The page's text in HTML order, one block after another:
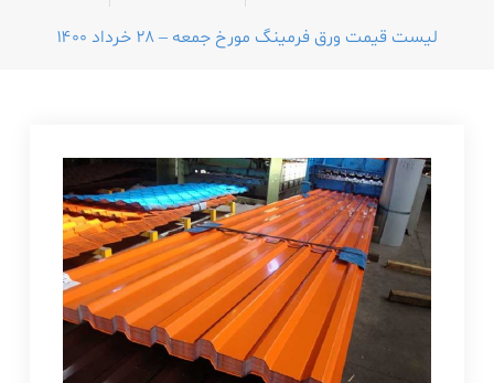
لیست قیمت ورق فرمینگ مورخ جمعه – ۲۸ خرداد ۱۴۰۰